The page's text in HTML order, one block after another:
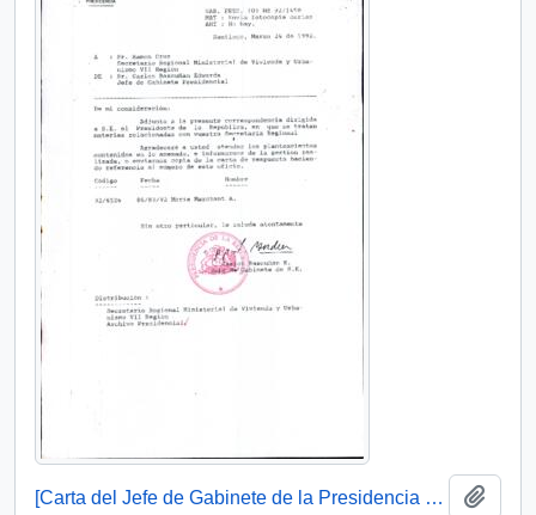
[Carta del Jefe de Gabinete de la Presidencia a SEREMI de Vivienda VII Región]